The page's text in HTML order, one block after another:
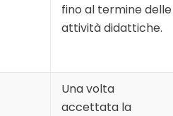
fino al termine delle
attività didattiche.
Una volta
accettata la